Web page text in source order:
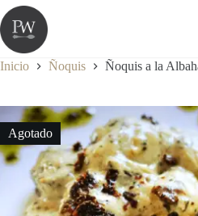
Saltar
al
contenido
Inicio Ñoquis Ñoquis a la
Agotado